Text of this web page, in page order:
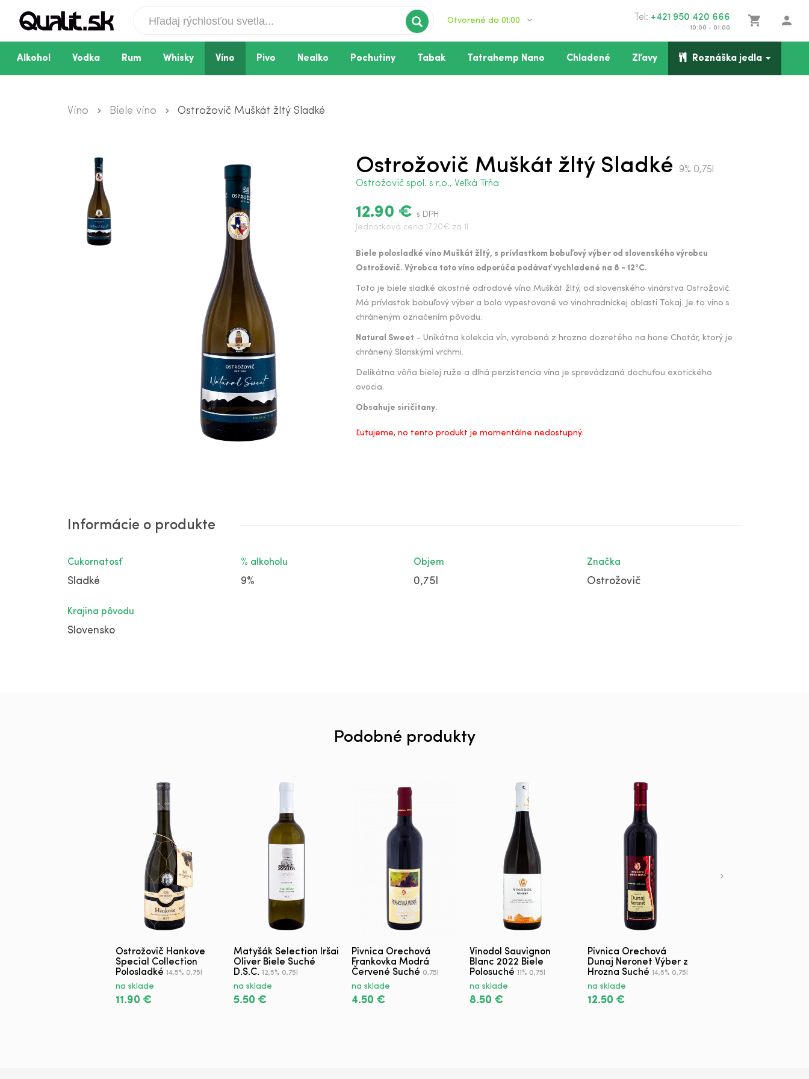
Otvorené do 01:00 Tel: +421 950 420 666
10:00 - 01:00
shopping_cart person
Alkohol Vodka Rum Whisky Víno Pivo Nealko Pochutiny Tabak Tatrahemp Nano Chladené Zľavy Roznáška jedla
Víno Biele víno Ostrožovič Muškát žltý Sladké
Ostrožovič Muškát žltý Sladké
9% 0,75l
Ostrožovič spol. s r.o., Veľká Tŕňa
12.90 €s DPH
Jednotková cena 17.20€ za 1l
Biele polosladké víno Muškát žltý, s prívlastkom bobuľový výber od slovenského výrobcu
Ostrožovič. Výrobca toto víno odporúča podávať vychladené na 8 - 12°C.
Toto je biele sladké akostné odrodové víno Muškát žltý, od slovenského vinárstva Ostrožovič.
Má prívlastok bobuľový výber a bolo vypestované vo vinohradníckej oblasti Tokaj. Je to víno s
chráneným označením pôvodu.
Natural Sweet - Unikátna kolekcia vín, vyrobená z hrozna dozretého na hone Chotár, ktorý je
chránený Slanskými vrchmi.
Delikátna vôňa bielej ruže a dlhá perzistencia vína je sprevádzaná dochuťou exotického
ovocia.
Obsahuje siričitany.
Ľutujeme, no tento produkt je momentálne nedostupný.
Informácie o produkte
Cukornatosť
Sladké
% alkoholu
9%
Objem
0,75l
Značka
Ostrožovič
Krajina pôvodu
Slovensko
Podobné produkty
Ostrožovič Hankove
Special Collection
Polosladké 14,5% 0,75l
na sklade
11.90 €
Matyšák Selection Iršai
Oliver Biele Suché
D.S.C. 12,5% 0,75l
na sklade
5.50 €
Pivnica Orechová
Frankovka Modrá
Červené Suché 0,75l
na sklade
4.50 €
Vinodol Sauvignon
Blanc 2022 Biele
Polosuché 11% 0,75l
na sklade
8.50 €
Pivnica Orechová
Dunaj Neronet Výber z
Hrozna Suché 14,5% 0,75l
na sklade
12.50 €